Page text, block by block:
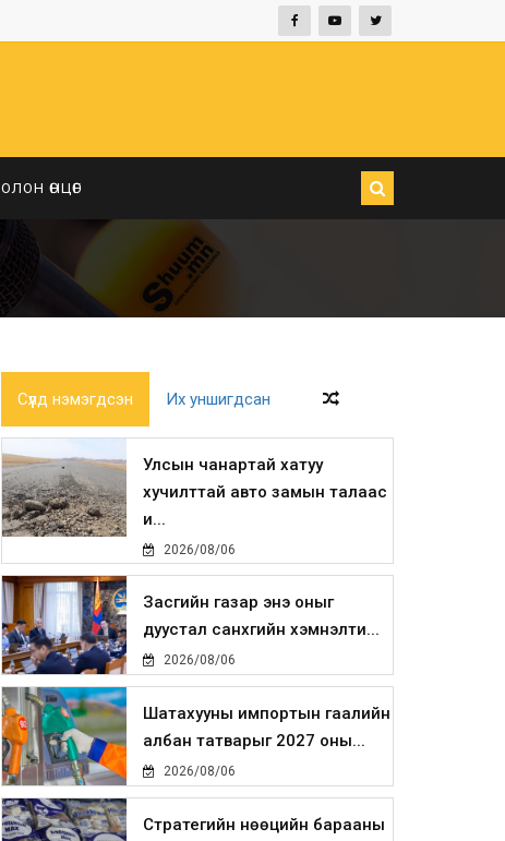
ОЛОН ӨНЦӨГ
Сүүлд нэмэгдсэн Их уншигдсан
Улсын чанартай хатуу
хучилттай авто замын талаас
и...
2026/08/06
Засгийн газар энэ оныг
дуустал санхүүгийн хэмнэлти...
2026/08/06
Шатахууны импортын гаалийн
албан татварыг 2027 оны...
2026/08/06
Стратегийн нөөцийн барааны